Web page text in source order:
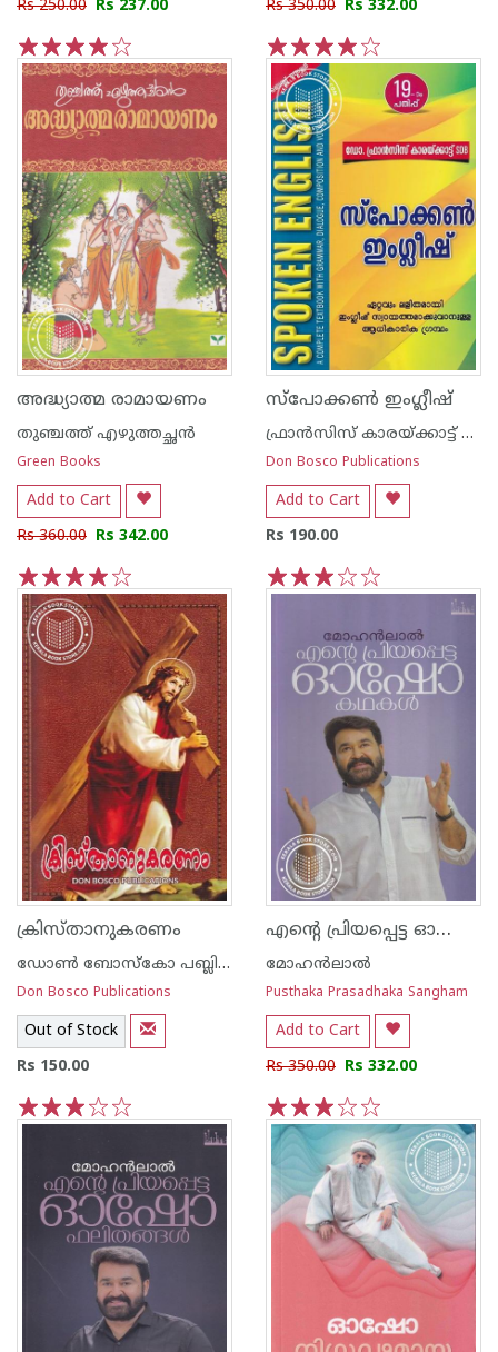
Rs 250.00 Rs 237.00
5
4
3
2
1
Rs 350.00 Rs 332.00
5
4
3
2
1
അദ്ധ്യാത്മ രാമായണം
തുഞ്ചത്ത് എഴുത്തച്ഛന്‍
Green Books
Add to Cart
Rs 360.00 Rs 342.00
5
4
3
2
1
സ്പോക്കണ്‍ ഇംഗ്ലീഷ്
ഫ്രാന്‍സിസ് കാരയ്ക്കാട്ട് ഏസ് ഡി ബി
Don Bosco Publications
Add to Cart
Rs 190.00
5
4
3
2
1
ക്രിസ്താനുകരണം
ഡോണ്‍ ബോസ്കോ പബ്ലിക്കേഷന്‍സ്
Don Bosco Publications
Out of Stock
Rs 150.00
5
4
3
2
1
എന്റെ പ്രിയപ്പെട്ട ഓഷോ കഥകള്‍
മോഹന്‍ലാല്‍
Pusthaka Prasadhaka Sangham
Add to Cart
Rs 350.00 Rs 332.00
5
4
3
2
1